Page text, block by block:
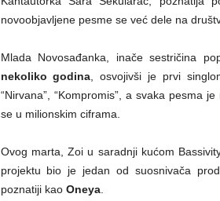
novoobjavljene pesme se već dele na
Mlada Novosađanka, inače sestričina
nekoliko godina , osvojivši je prvi
“Nirvana”, “Kompromis”, a svaka pesma
se u milionskim ciframa.
Ovog marta, Zoi u saradnji kućom
projektu bio je jedan od suosnivača
poznatiji kaoOneya.